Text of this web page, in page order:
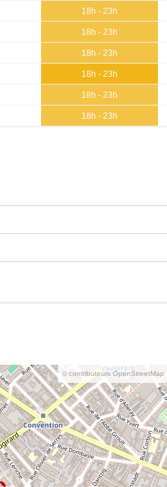
18h - 23h
18h - 23h
18h - 23h
18h - 23h
18h - 23h
18h - 23h
© contributeurs OpenStreetMap